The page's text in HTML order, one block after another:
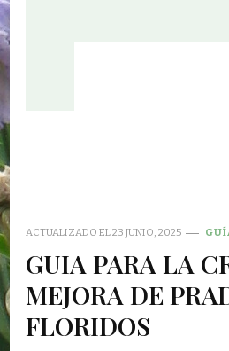
ACTUALIZADO EL23 JUNIO, 2025
GUIA PARA LA
MEJORA DE
FLORIDOS